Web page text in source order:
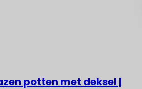
potten met deksel |